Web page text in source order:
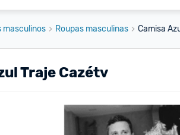
masculinos Roupas masculinas Camisa
Traje Cazétv